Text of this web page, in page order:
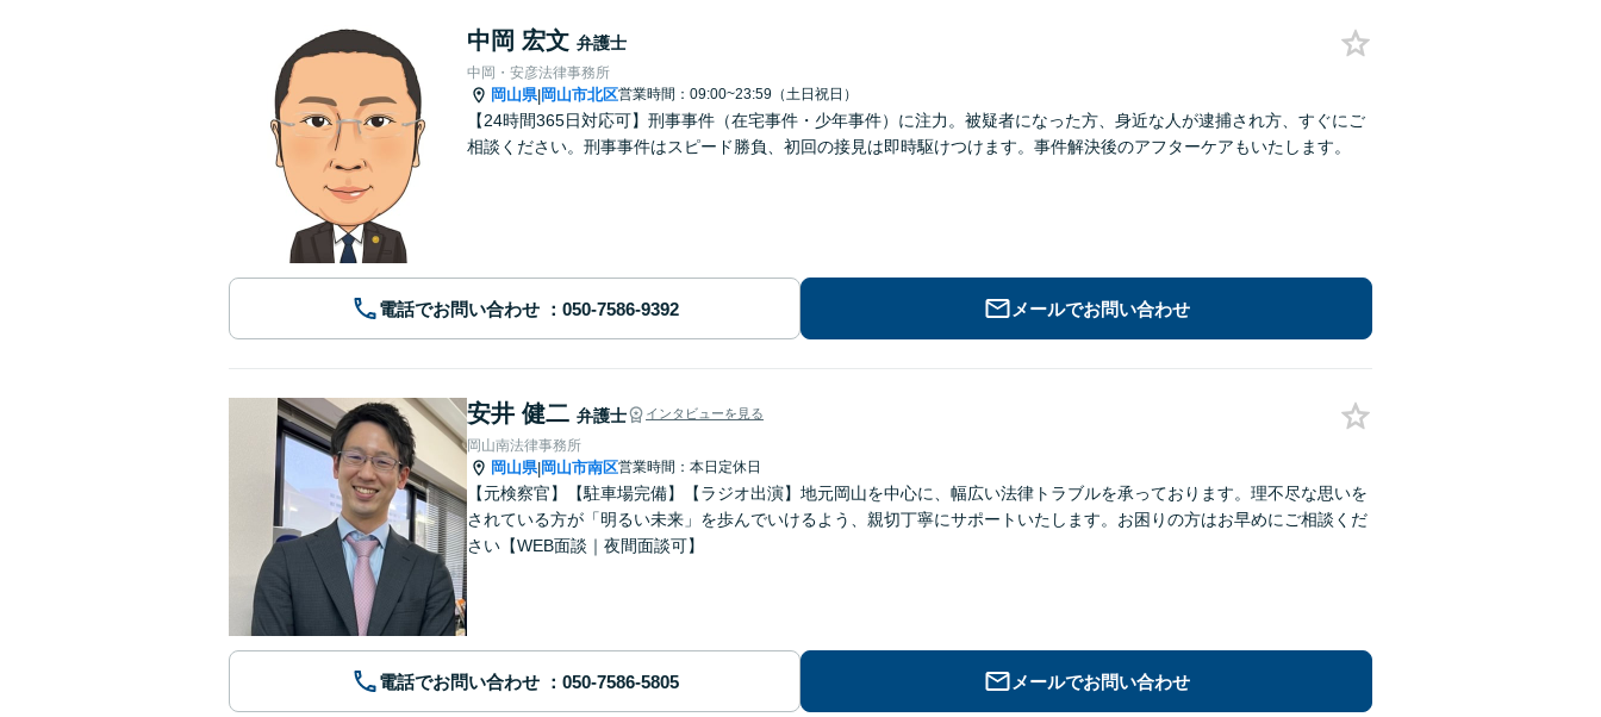
中岡 宏文 弁護士
中岡・安彦法律事務所
岡山県|岡山市北区営業時間：09:00~23:59（土日祝日）
【24時間365日対応可】刑事事件（在宅事件・少年事件）に注力。被疑者になった方、身近な人が逮捕され方、すぐにご
相談ください。刑事事件はスピード勝負、初回の接見は即時駆けつけます。事件解決後のアフターケアもいたします。
電話でお問い合わせ メールでお問い合わせ
安井 健二 弁護士 インタビューを見る
岡山南法律事務所
岡山県|岡山市南区営業時間：本日定休日
【元検察官】【駐車場完備】【ラジオ出演】地元岡山を中心に、幅広い法律トラブルを承っております。理不尽な思いを
されている方が「明るい未来」を歩んでいけるよう、親切丁寧にサポートいたします。お困りの方はお早めにご相談くだ
さい【WEB面談｜夜間面談可】
電話でお問い合わせ メールでお問い合わせ